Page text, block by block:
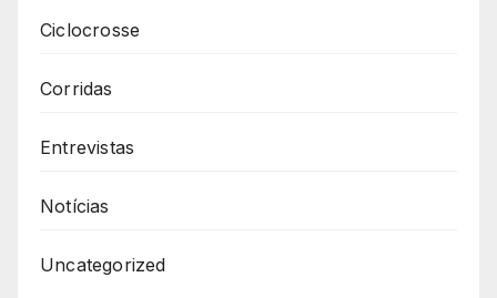
Ciclocrosse
Corridas
Entrevistas
Notícias
Uncategorized